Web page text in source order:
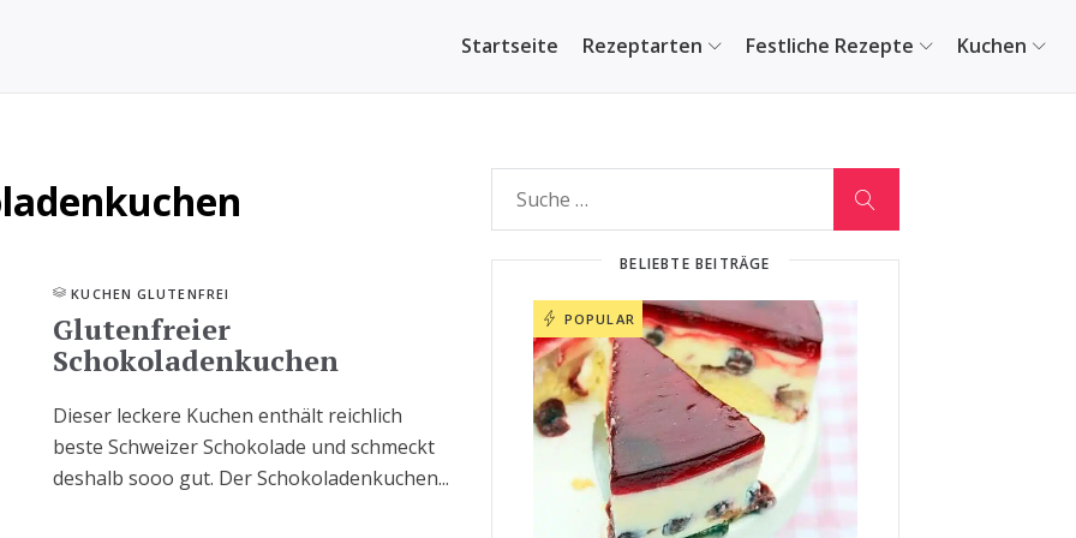
Startseite Rezeptarten Festliche Rezepte Kuchen
KUCHEN GLUTENFREI
Glutenfreier
Schokoladenkuchen
Dieser leckere Kuchen enthält reichlich
beste Schweizer Schokolade und schmeckt
deshalb sooo gut. Der Schokoladenkuchen...
BELIEBTE BEITRÄGE
POPULAR